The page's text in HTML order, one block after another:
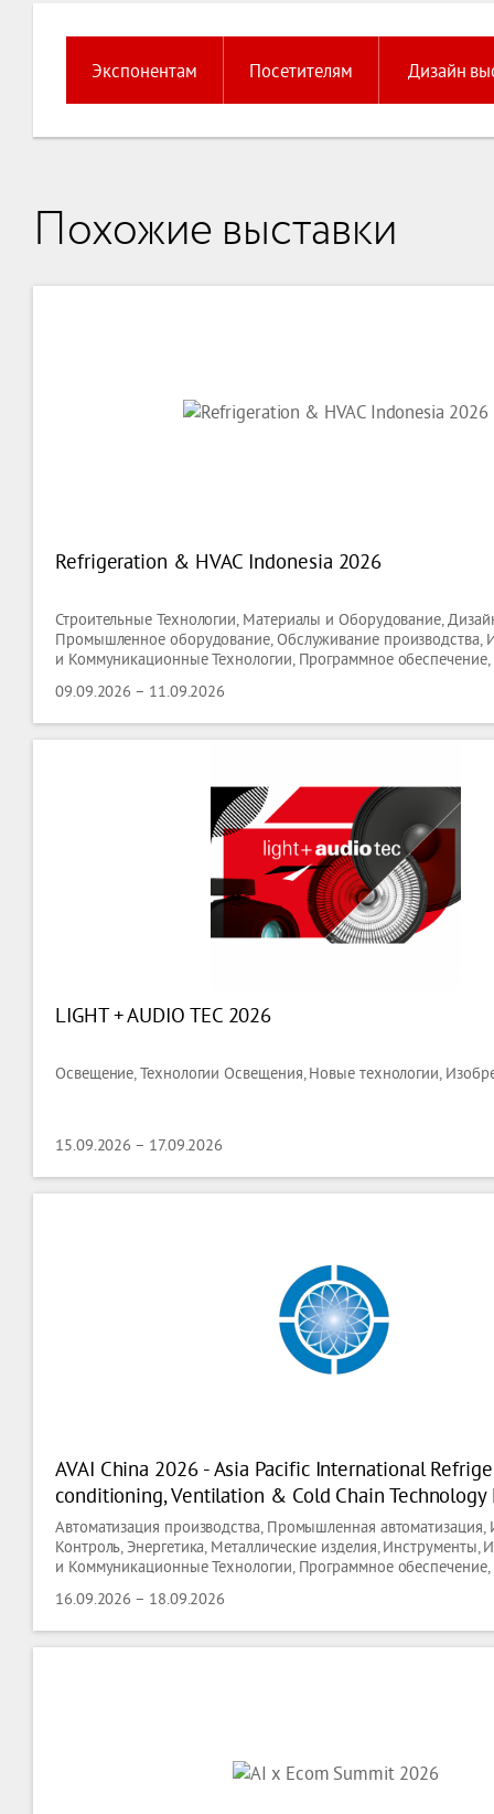
Экспонентам Посетителям Дизайн
Похожие выставки
Refrigeration & HVAC Indonesia 2026
Строительные Технологии, Материалы и Оборудование,
Промышленное оборудование, Обслуживание
и Коммуникационные Технологии, Программное обеспечение,
09.09.2026 – 11.09.2026
LIGHT + AUDIO TEC 2026
Освещение, Технологии Освещения, Новые технологии,
15.09.2026 – 17.09.2026
AVAI China 2026 - Asia Pacific International
conditioning, Ventilation & Cold Chain Technology
Автоматизация производства, Промышленная автоматизация,
Контроль, Энергетика, Металлические изделия,
и Коммуникационные Технологии, Программное обеспечение,
16.09.2026 – 18.09.2026